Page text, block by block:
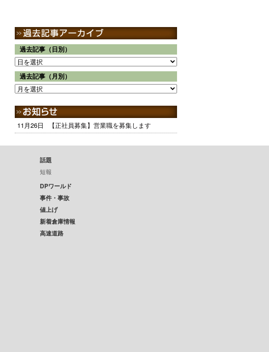
過去記事（日別）
過去記事（月別）
11月26日 【正社員募集】営業職を募集します
話題
短報
DPワールド
事件・事故
値上げ
新着倉庫情報
高速道路